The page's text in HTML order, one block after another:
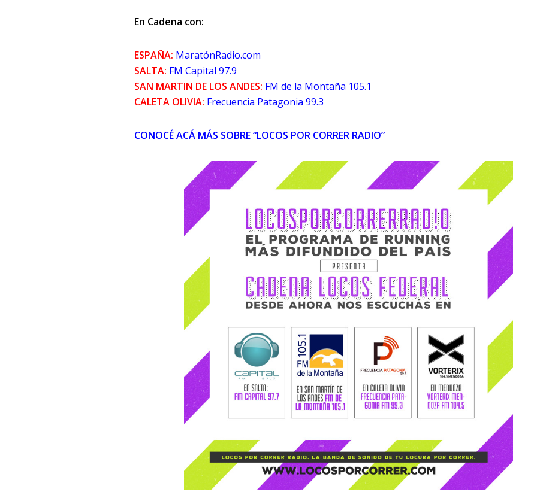
En Cadena con:
ESPAÑA: MaratónRadio.com
SALTA: FM Capital 97.9
SAN MARTIN DE LOS ANDES: FM de la Montaña 105.1
CALETA OLIVIA: Frecuencia Patagonia 99.3
CONOCÉ ACÁ MÁS SOBRE “LOCOS POR CORRER RADIO”